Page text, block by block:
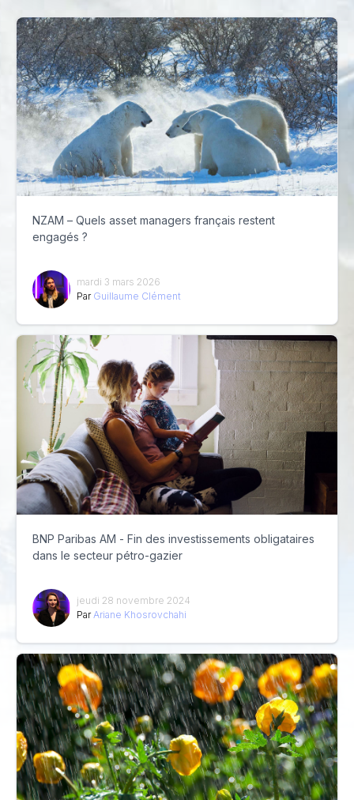
NZAM – Quels asset managers français restent
engagés ?
mardi 3 mars 2026
Par Guillaume Clément
BNP Paribas AM - Fin des investissements obligataires
dans le secteur pétro-gazier
jeudi 28 novembre 2024
Par Ariane Khosrovchahi